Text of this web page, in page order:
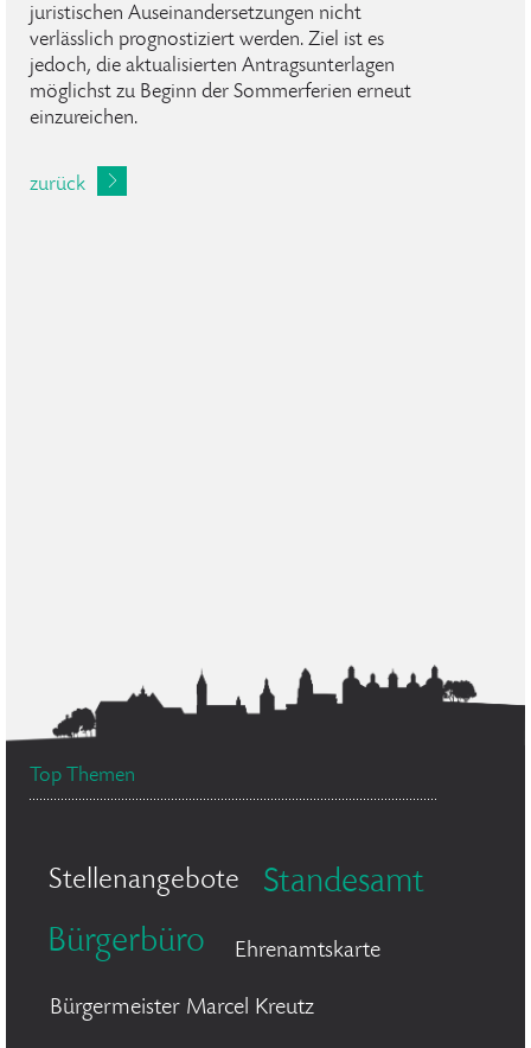
juristischen Auseinandersetzungen nicht
verlässlich prognostiziert werden. Ziel ist es
jedoch, die aktualisierten Antragsunterlagen
möglichst zu Beginn der Sommerferien erneut
einzureichen.
zurück
Top Themen
Stellenangebote
Standesamt
Bürgerbüro
Ehrenamtskarte
Bürgermeister Marcel Kreutz